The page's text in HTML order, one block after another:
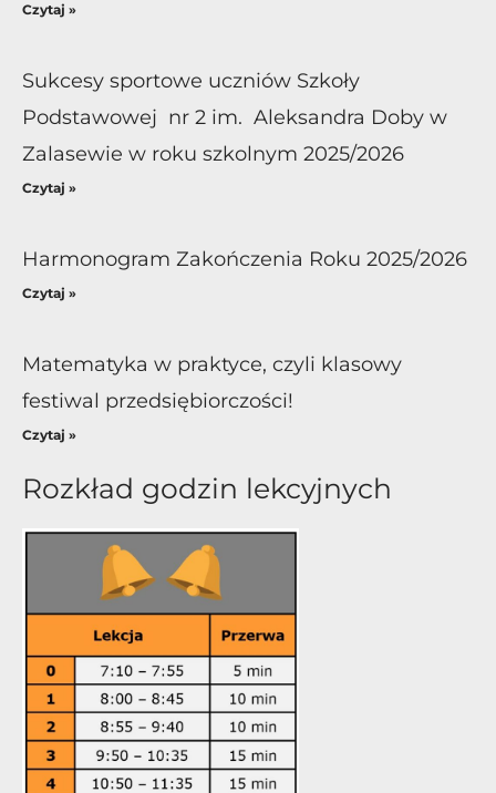
Czytaj »
Sukcesy sportowe uczniów Szkoły
Podstawowej nr 2 im. Aleksandra Doby w
Zalasewie w roku szkolnym 2025/2026
Czytaj »
Harmonogram Zakończenia Roku 2025/2026
Czytaj »
Matematyka w praktyce, czyli klasowy
festiwal przedsiębiorczości!
Czytaj »
Rozkład godzin lekcyjnych